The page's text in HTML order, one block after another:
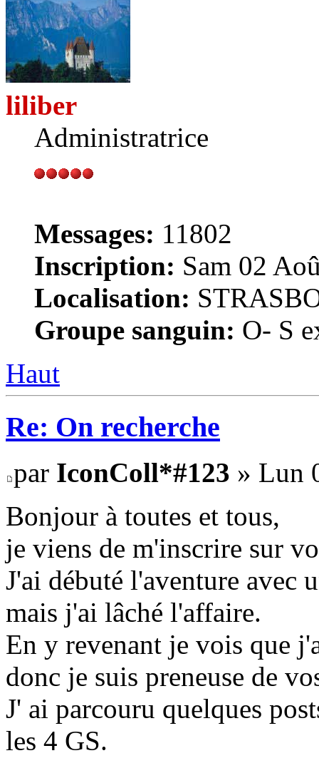
liliber
Administratrice
Messages: 11802
Inscription: Sam 02
Localisation:
Groupe sanguin: O- S
Haut
Re: On recherche
par IconColl*#123 » Lun
Bonjour à toutes et tous,
je viens de m'inscrire sur
J'ai débuté l'aventure avec
mais j'ai lâché l'affaire.
En y revenant je vois que
donc je suis preneuse de
J' ai parcouru quelques
les 4 GS.